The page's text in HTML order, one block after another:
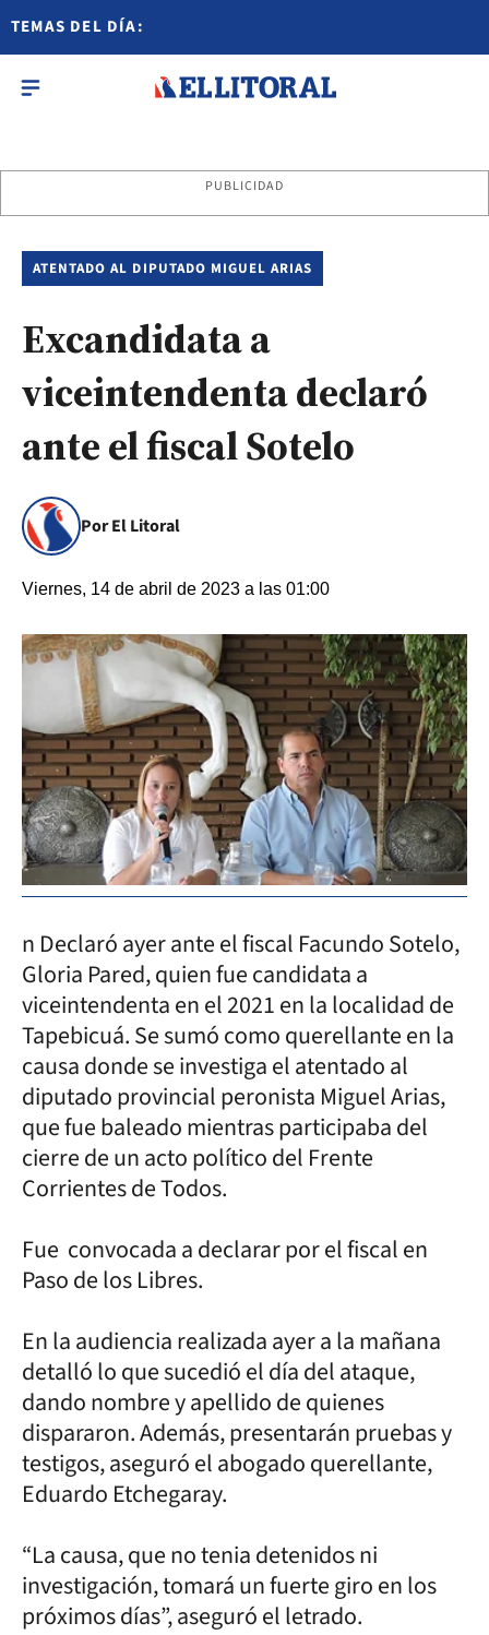
TEMAS DEL DÍA:
PUBLICIDAD
ATENTADO AL DIPUTADO MIGUEL ARIAS
Excandidata a
viceintendenta declaró
ante el fiscal Sotelo
Por El Litoral
Viernes, 14 de abril de 2023 a las 01:00
n Declaró ayer ante el fiscal Facundo Sotelo,
Gloria Pared, quien fue candidata a
viceintendenta en el 2021 en la localidad de
Tapebicuá. Se sumó como querellante en la
causa donde se investiga el atentado al
diputado provincial peronista Miguel Arias,
que fue baleado mientras participaba del
cierre de un acto político del Frente
Corrientes de Todos.
Fue convocada a declarar por el fiscal en
Paso de los Libres.
En la audiencia realizada ayer a la mañana
detalló lo que sucedió el día del ataque,
dando nombre y apellido de quienes
dispararon. Además, presentarán pruebas y
testigos, aseguró el abogado querellante,
Eduardo Etchegaray.
“La causa, que no tenia detenidos ni
investigación, tomará un fuerte giro en los
próximos días”, aseguró el letrado.